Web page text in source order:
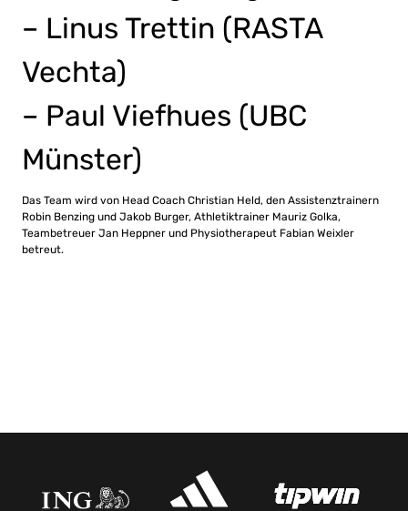
– Linus Trettin (RASTA
Vechta)
– Paul Viefhues (UBC
Münster)
Das Team wird von Head Coach Christian Held, den Assistenztrainern
Robin Benzing und Jakob Burger, Athletiktrainer Mauriz Golka,
Teambetreuer Jan Heppner und Physiotherapeut Fabian Weixler
betreut.